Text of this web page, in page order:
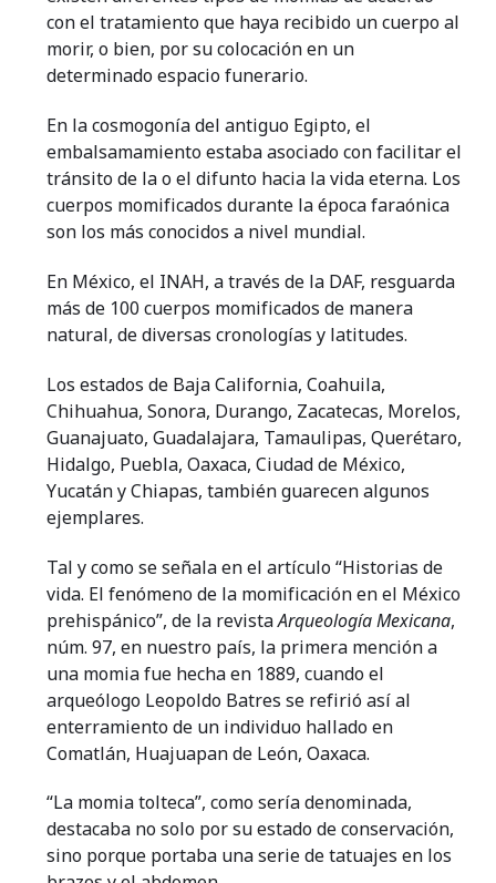
con el tratamiento que haya recibido un cuerpo al
morir, o bien, por su colocación en un
determinado espacio funerario.
En la cosmogonía del antiguo Egipto, el
embalsamamiento estaba asociado con facilitar el
tránsito de la o el difunto hacia la vida eterna. Los
cuerpos momificados durante la época faraónica
son los más conocidos a nivel mundial.
En México, el INAH, a través de la DAF, resguarda
más de 100 cuerpos momificados de manera
natural, de diversas cronologías y latitudes.
Los estados de Baja California, Coahuila,
Chihuahua, Sonora, Durango, Zacatecas, Morelos,
Guanajuato, Guadalajara, Tamaulipas, Querétaro,
Hidalgo, Puebla, Oaxaca, Ciudad de México,
Yucatán y Chiapas, también guarecen algunos
ejemplares.
Tal y como se señala en el artículo “Historias de
vida. El fenómeno de la momificación en el México
prehispánico”, de la revistaArqueología Mexicana,
núm. 97, en nuestro país, la primera mención a
una momia fue hecha en 1889, cuando el
arqueólogo Leopoldo Batres se refirió así al
enterramiento de un individuo hallado en
Comatlán, Huajuapan de León, Oaxaca.
“La momia tolteca”, como sería denominada,
destacaba no solo por su estado de conservación,
sino porque portaba una serie de tatuajes en los